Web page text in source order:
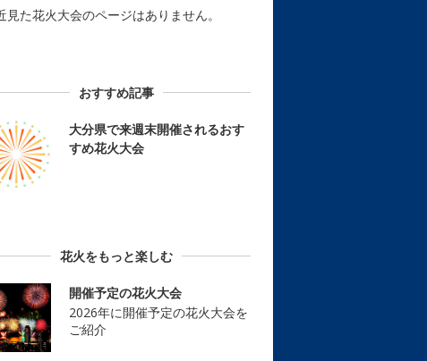
見た花火大会のページはありません。
おすすめ記事
大分県で来週末開催されるおす
すめ花火大会
花火をもっと楽しむ
開催予定の花火大会
2026年に開催予定の花火大会を
ご紹介